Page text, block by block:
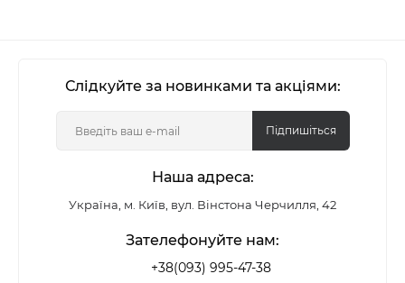
Слідкуйте за новинками та акціями:
Підпишіться
Наша адреса:
Україна, м. Київ, вул. Вінстона Черчилля, 42
Зателефонуйте нам:
+38(093) 995-47-38